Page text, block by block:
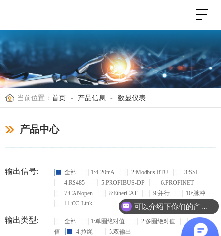
当前位置： 首页 - 产品信息 - 数显仪表
产品中心
输出信号: 全部 1:4-20mA 2:Modbus RTU
3:SSI
4:RS485
5:PROFIBUS-DP
6:PROFINET
7:CANopen
8:EtherCAT 9:并行
10:脉冲
11:CC-Link
输出类型: 全部 1:单圈绝对值 2:多圈绝对值
3:增量
值
4:拉绳 5:双输出
可以介绍下你们的产品么？